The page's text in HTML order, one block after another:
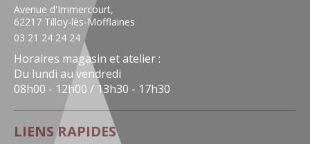
Avenue d'Immercourt,
62217 Tilloy-lès-Mofflaines
03 21 24 24 24
Horaires magasin et atelier :
Du lundi au vendredi
08h00 - 12h00 / 13h30 - 17h30
LIENS RAPIDES